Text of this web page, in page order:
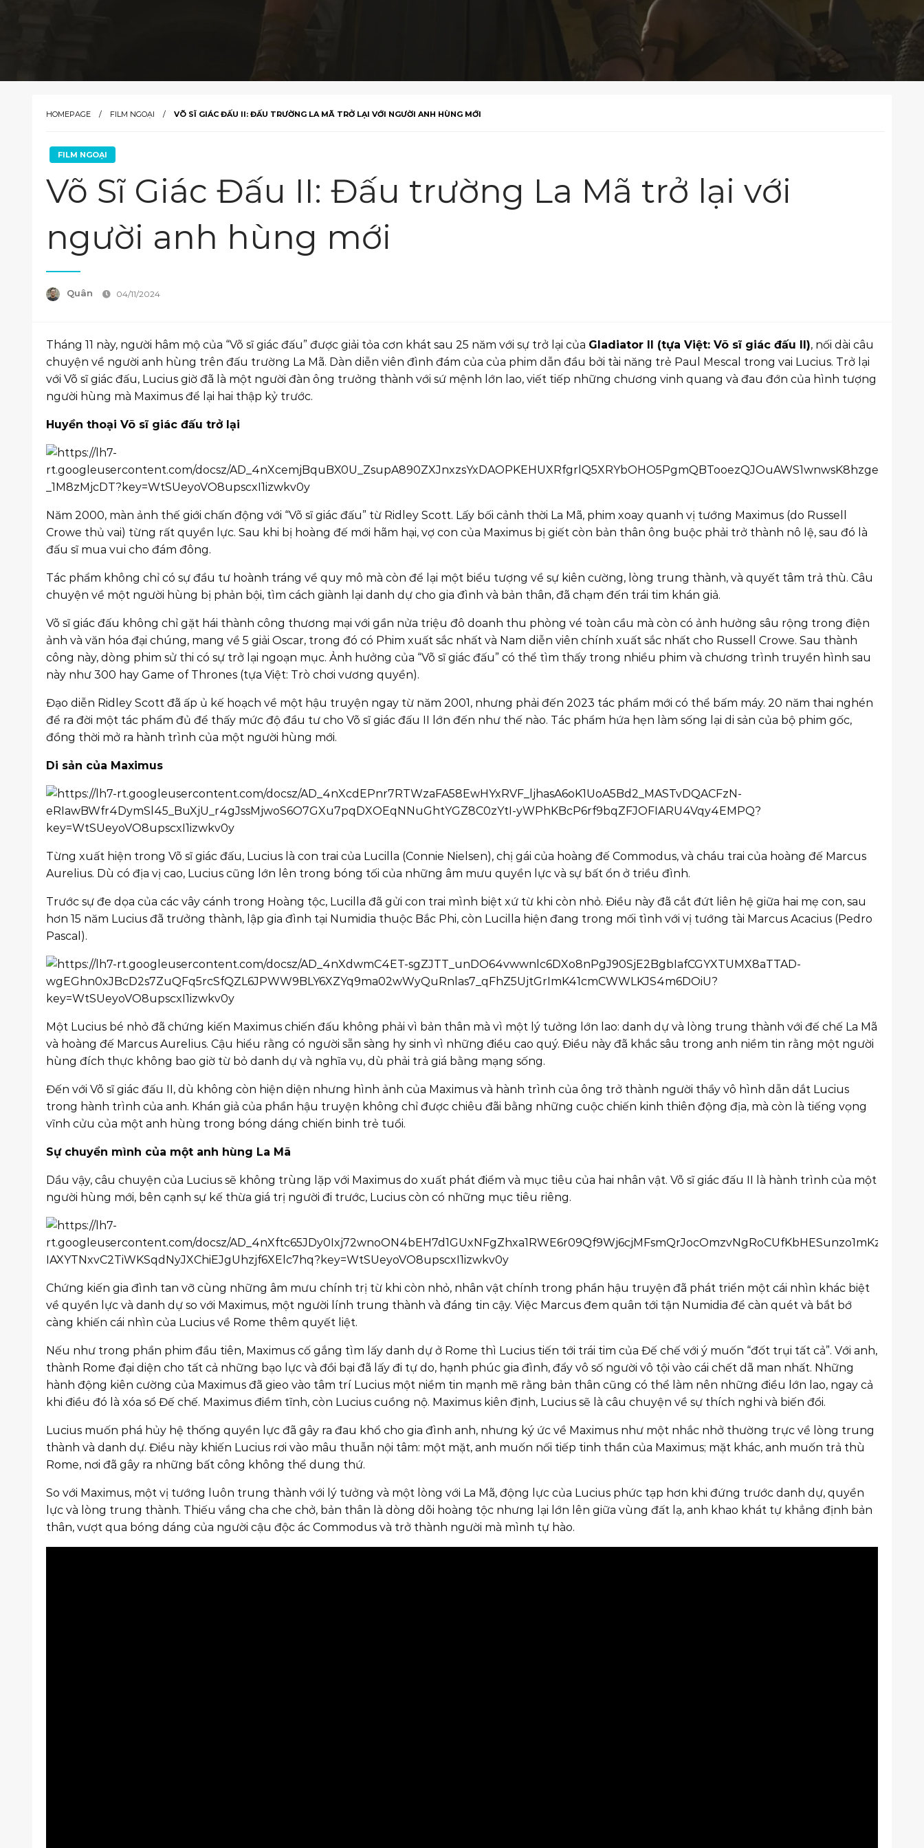
HOMEPAGE FILM NGOẠI VÕ SĨ GIÁC ĐẤU II: ĐẤU TRƯỜNG LA MÃ TRỞ LẠI VỚI NGƯỜI ANH HÙNG MỚI
FILM NGOẠI
Võ Sĩ Giác Đấu II: Đấu trường La Mã trở lại với
người anh hùng mới
Quân 04/11/2024
Tháng 11 này, người hâm mộ của “Võ sĩ giác đấu” được giải tỏa cơn khát sau 25 năm với sự trở lại của Gladiator II (tựa Việt: Võ sĩ giác đấu II), nối dài câu
chuyện về người anh hùng trên đấu trường La Mã. Dàn diễn viên đình đám của của phim dẫn đầu bởi tài năng trẻ Paul Mescal trong vai Lucius. Trở lại
với Võ sĩ giác đấu, Lucius giờ đã là một người đàn ông trưởng thành với sứ mệnh lớn lao, viết tiếp những chương vinh quang và đau đớn của hình tượng
người hùng mà Maximus để lại hai thập kỷ trước.
Huyền thoại Võ sĩ giác đấu trở lại
Năm 2000, màn ảnh thế giới chấn động với “Võ sĩ giác đấu” từ Ridley Scott. Lấy bối cảnh thời La Mã, phim xoay quanh vị tướng Maximus (do Russell
Crowe thủ vai) từng rất quyền lực. Sau khi bị hoàng đế mới hãm hại, vợ con của Maximus bị giết còn bản thân ông buộc phải trở thành nô lệ, sau đó là
đấu sĩ mua vui cho đám đông.
Tác phẩm không chỉ có sự đầu tư hoành tráng về quy mô mà còn để lại một biểu tượng về sự kiên cường, lòng trung thành, và quyết tâm trả thù. Câu
chuyện về một người hùng bị phản bội, tìm cách giành lại danh dự cho gia đình và bản thân, đã chạm đến trái tim khán giả.
Võ sĩ giác đấu không chỉ gặt hái thành công thương mại với gần nửa triệu đô doanh thu phòng vé toàn cầu mà còn có ảnh hưởng sâu rộng trong điện
ảnh và văn hóa đại chúng, mang về 5 giải Oscar, trong đó có Phim xuất sắc nhất và Nam diễn viên chính xuất sắc nhất cho Russell Crowe. Sau thành
công này, dòng phim sử thi có sự trở lại ngoạn mục. Ảnh hưởng của “Võ sĩ giác đấu” có thể tìm thấy trong nhiều phim và chương trình truyền hình sau
này như 300 hay Game of Thrones (tựa Việt: Trò chơi vương quyền).
Đạo diễn Ridley Scott đã ấp ủ kế hoạch về một hậu truyện ngay từ năm 2001, nhưng phải đến 2023 tác phẩm mới có thể bấm máy. 20 năm thai nghén
để ra đời một tác phẩm đủ để thấy mức độ đầu tư cho Võ sĩ giác đấu II lớn đến như thế nào. Tác phẩm hứa hẹn làm sống lại di sản của bộ phim gốc,
đồng thời mở ra hành trình của một người hùng mới.
Di sản của Maximus
Từng xuất hiện trong Võ sĩ giác đấu, Lucius là con trai của Lucilla (Connie Nielsen), chị gái của hoàng đế Commodus, và cháu trai của hoàng đế Marcus
Aurelius. Dù có địa vị cao, Lucius cũng lớn lên trong bóng tối của những âm mưu quyền lực và sự bất ổn ở triều đình.
Trước sự đe dọa của các vây cánh trong Hoàng tộc, Lucilla đã gửi con trai mình biệt xứ từ khi còn nhỏ. Điều này đã cắt đứt liên hệ giữa hai mẹ con, sau
hơn 15 năm Lucius đã trưởng thành, lập gia đình tại Numidia thuộc Bắc Phi, còn Lucilla hiện đang trong mối tình với vị tướng tài Marcus Acacius (Pedro
Pascal).
Một Lucius bé nhỏ đã chứng kiến Maximus chiến đấu không phải vì bản thân mà vì một lý tưởng lớn lao: danh dự và lòng trung thành với đế chế La Mã
và hoàng đế Marcus Aurelius. Cậu hiểu rằng có người sẵn sàng hy sinh vì những điều cao quý. Điều này đã khắc sâu trong anh niềm tin rằng một người
hùng đích thực không bao giờ từ bỏ danh dự và nghĩa vụ, dù phải trả giá bằng mạng sống.
Đến với Võ sĩ giác đấu II, dù không còn hiện diện nhưng hình ảnh của Maximus và hành trình của ông trở thành người thầy vô hình dẫn dắt Lucius
trong hành trình của anh. Khán giả của phần hậu truyện không chỉ được chiêu đãi bằng những cuộc chiến kinh thiên động địa, mà còn là tiếng vọng
vĩnh cửu của một anh hùng trong bóng dáng chiến binh trẻ tuổi.
Sự chuyển mình của một anh hùng La Mã
Dầu vậy, câu chuyện của Lucius sẽ không trùng lặp với Maximus do xuất phát điểm và mục tiêu của hai nhân vật. Võ sĩ giác đấu II là hành trình của một
người hùng mới, bên cạnh sự kế thừa giá trị người đi trước, Lucius còn có những mục tiêu riêng.
Chứng kiến gia đình tan vỡ cùng những âm mưu chính trị từ khi còn nhỏ, nhân vật chính trong phần hậu truyện đã phát triển một cái nhìn khác biệt
về quyền lực và danh dự so với Maximus, một người lính trung thành và đáng tin cậy. Việc Marcus đem quân tới tận Numidia để càn quét và bắt bớ
càng khiến cái nhìn của Lucius về Rome thêm quyết liệt.
Nếu như trong phần phim đầu tiên, Maximus cố gắng tìm lấy danh dự ở Rome thì Lucius tiến tới trái tim của Đế chế với ý muốn “đốt trụi tất cả”. Với anh,
thành Rome đại diện cho tất cả những bạo lực và đồi bại đã lấy đi tự do, hạnh phúc gia đình, đẩy vô số người vô tội vào cái chết dã man nhất. Những
hành động kiên cường của Maximus đã gieo vào tâm trí Lucius một niềm tin mạnh mẽ rằng bản thân cũng có thể làm nên những điều lớn lao, ngay cả
khi điều đó là xóa sổ Đế chế. Maximus điềm tĩnh, còn Lucius cuồng nộ. Maximus kiên định, Lucius sẽ là câu chuyện về sự thích nghi và biến đổi.
Lucius muốn phá hủy hệ thống quyền lực đã gây ra đau khổ cho gia đình anh, nhưng ký ức về Maximus như một nhắc nhở thường trực về lòng trung
thành và danh dự. Điều này khiến Lucius rơi vào mâu thuẫn nội tâm: một mặt, anh muốn nối tiếp tinh thần của Maximus; mặt khác, anh muốn trả thù
Rome, nơi đã gây ra những bất công không thể dung thứ.
So với Maximus, một vị tướng luôn trung thành với lý tưởng và một lòng với La Mã, động lực của Lucius phức tạp hơn khi đứng trước danh dự, quyền
lực và lòng trung thành. Thiếu vắng cha che chở, bản thân là dòng dõi hoàng tộc nhưng lại lớn lên giữa vùng đất lạ, anh khao khát tự khẳng định bản
thân, vượt qua bóng dáng của người cậu độc ác Commodus và trở thành người mà mình tự hào.